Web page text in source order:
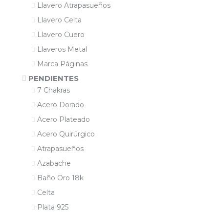
Llavero Atrapasueños
Llavero Celta
Llavero Cuero
Llaveros Metal
Marca Páginas
PENDIENTES
7 Chakras
Acero Dorado
Acero Plateado
Acero Quirúrgico
Atrapasueños
Azabache
Baño Oro 18k
Celta
Plata 925